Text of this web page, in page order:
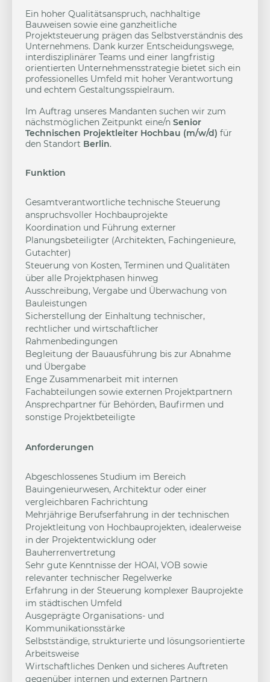
Ein hoher Qualitätsanspruch, nachhaltige
Bauweisen sowie eine ganzheitliche
Projektsteuerung prägen das Selbstverständnis des
Unternehmens. Dank kurzer Entscheidungswege,
interdisziplinärer Teams und einer langfristig
orientierten Unternehmensstrategie bietet sich ein
professionelles Umfeld mit hoher Verantwortung
und echtem Gestaltungsspielraum.
Im Auftrag unseres Mandanten suchen wir zum
nächstmöglichen Zeitpunkt eine/n Senior
Technischen Projektleiter Hochbau (m/w/d) für
den Standort Berlin.
Funktion
Gesamtverantwortliche technische Steuerung
anspruchsvoller Hochbauprojekte
Koordination und Führung externer
Planungsbeteiligter (Architekten, Fachingenieure,
Gutachter)
Steuerung von Kosten, Terminen und Qualitäten
über alle Projektphasen hinweg
Ausschreibung, Vergabe und Überwachung von
Bauleistungen
Sicherstellung der Einhaltung technischer,
rechtlicher und wirtschaftlicher
Rahmenbedingungen
Begleitung der Bauausführung bis zur Abnahme
und Übergabe
Enge Zusammenarbeit mit internen
Fachabteilungen sowie externen Projektpartnern
Ansprechpartner für Behörden, Baufirmen und
sonstige Projektbeteiligte
Anforderungen
Abgeschlossenes Studium im Bereich
Bauingenieurwesen, Architektur oder einer
vergleichbaren Fachrichtung
Mehrjährige Berufserfahrung in der technischen
Projektleitung von Hochbauprojekten, idealerweise
in der Projektentwicklung oder
Bauherrenvertretung
Sehr gute Kenntnisse der HOAI, VOB sowie
relevanter technischer Regelwerke
Erfahrung in der Steuerung komplexer Bauprojekte
im städtischen Umfeld
Ausgeprägte Organisations- und
Kommunikationsstärke
Selbstständige, strukturierte und lösungsorientierte
Arbeitsweise
Wirtschaftliches Denken und sicheres Auftreten
gegenüber internen und externen Partnern